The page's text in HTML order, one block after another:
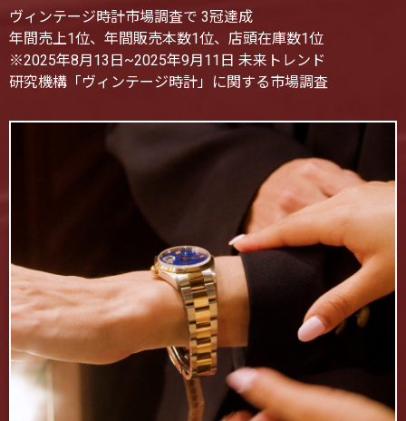
ヴィンテージ時計市場調査で 3冠達成
年間売上1位、年間販売本数1位、店頭在庫数1位
※2025年8月13日~2025年9月11日 未来トレンド
研究機構「ヴィンテージ時計」に関する市場調査